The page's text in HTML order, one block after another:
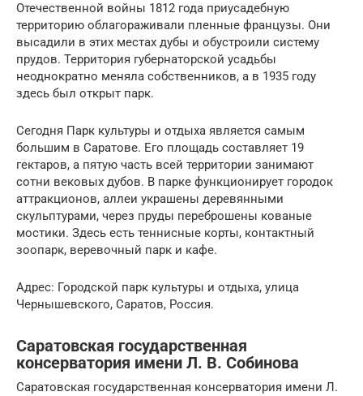
Отечественной войны 1812 года приусадебную
территорию облагораживали пленные французы. Они
высадили в этих местах дубы и обустроили систему
прудов. Территория губернаторской усадьбы
неоднократно меняла собственников, а в 1935 году
здесь был открыт парк.
Сегодня Парк культуры и отдыха является самым
большим в Саратове. Его площадь составляет 19
гектаров, а пятую часть всей территории занимают
сотни вековых дубов. В парке функционирует городок
аттракционов, аллеи украшены деревянными
скульптурами, через пруды переброшены кованые
мостики. Здесь есть теннисные корты, контактный
зоопарк, веревочный парк и кафе.
Адрес: Городской парк культуры и отдыха, улица
Чернышевского, Саратов, Россия.
Саратовская государственная
консерватория имени Л. В. Собинова
Саратовская государственная консерватория имени Л.